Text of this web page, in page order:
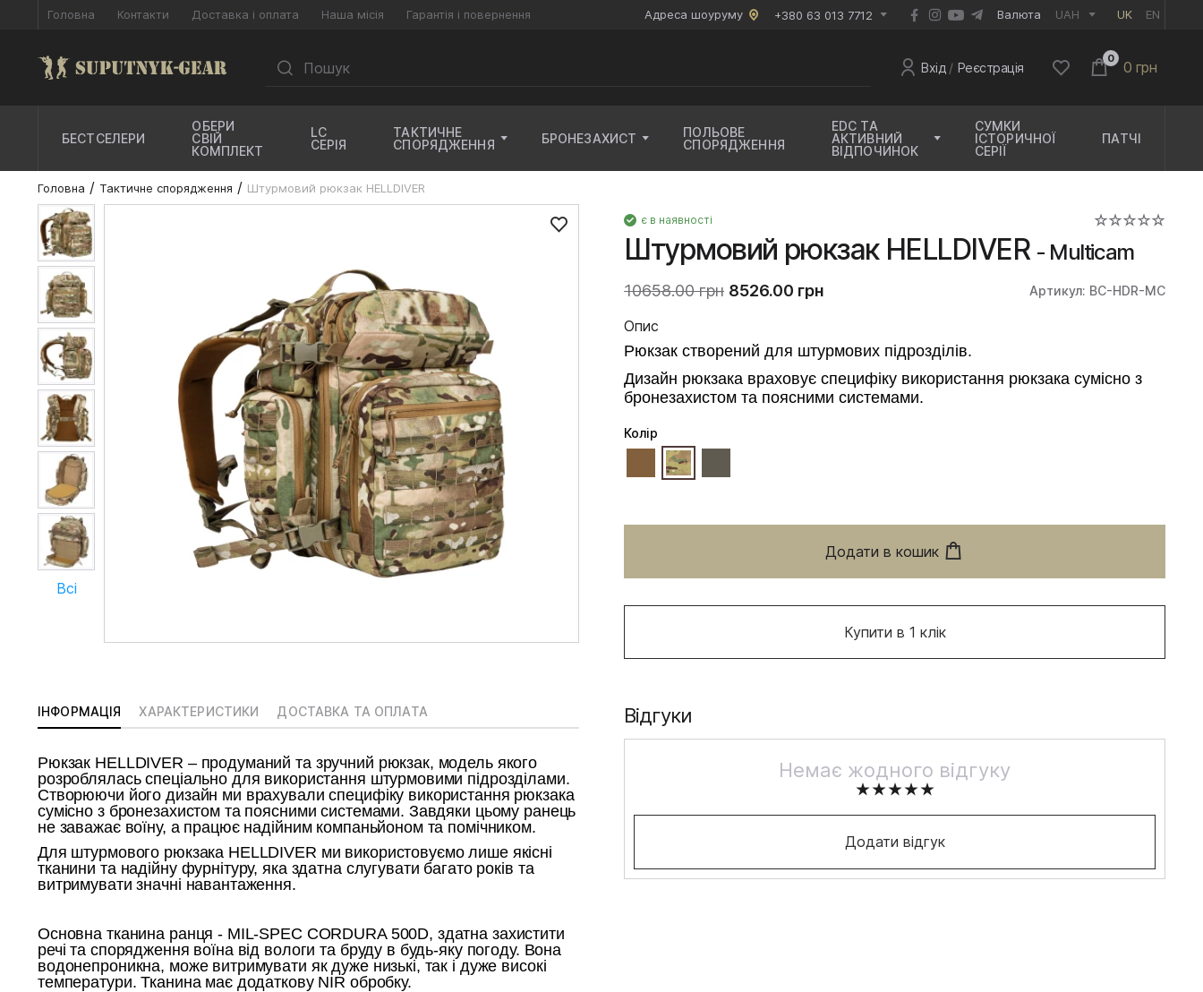
Головна Контакти Доставка і оплата Наша місія Гарантія і повернення Адреса шоуруму +380 63 013 7712 Валюта UAH
EUR UK EN
Вхід / Реєстрація
0
0 грн
БЕСТСЕЛЕРИ
ОБЕРИ
СВІЙ
КОМПЛЕКТ
LC
СЕРІЯ
ТАКТИЧНЕ
СПОРЯДЖЕННЯ
БРОНЕЗАХИСТ
ПОЛЬОВЕ
СПОРЯДЖЕННЯ
EDC ТА
АКТИВНИЙ
ВІДПОЧИНОК
СУМКИ
ІСТОРИЧНОЇ
СЕРІЇ
ПАТЧІ
Головна Тактичне спорядження Штурмовий рюкзак HELLDIVER
Всі
є в наявності
Штурмовий рюкзак HELLDIVER - Multicam
10658.00 грн 8526.00 грн Артикул: BC-HDR-MC
Опис
Рюкзак створений для штурмових підрозділів.
Дизайн рюкзака враховує специфіку використання рюкзака сумісно з
бронезахистом та поясними системами.
Колiр
Додати в кошик
Купити в 1 клік
ІНФОРМАЦІЯ ХАРАКТЕРИСТИКИ ДОСТАВКА ТА ОПЛАТА
Рюкзак HELLDIVER – продуманий та зручний рюкзак, модель якого
розроблялась спеціально для використання штурмовими підрозділами.
Створюючи його дизайн ми врахували специфіку використання рюкзака
сумісно з бронезахистом та поясними системами. Завдяки цьому ранець
не заважає воїну, а працює надійним компаньйоном та помічником.
Для штурмового рюкзака HELLDIVER ми використовуємо лише якісні
тканини та надійну фурнітуру, яка здатна слугувати багато років та
витримувати значні навантаження.
Основна тканина ранця - MIL-SPEC CORDURA 500D, здатна захистити
речі та спорядження воїна від вологи та бруду в будь-яку погоду. Вона
водонепроникна, може витримувати як дуже низькі, так і дуже високі
температури. Тканина має додаткову NIR обробку.
Відгуки
Немає жодного відгуку
Додати відгук